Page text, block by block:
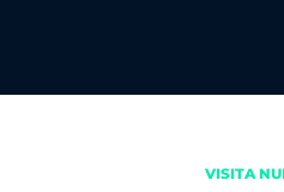
VISITA